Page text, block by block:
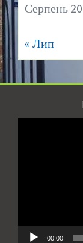
Серпень
« Лип
00:00